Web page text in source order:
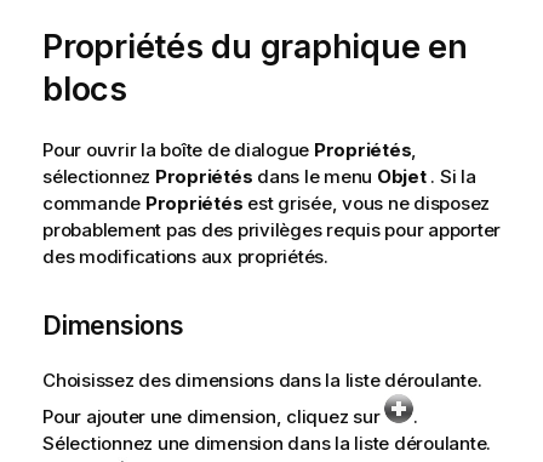
Propriétés du graphique en
blocs
Pour ouvrir la boîte de dialogue Propriétés,
sélectionnez Propriétés dans le menu Objet. Si la
commande Propriétés est grisée, vous ne disposez
probablement pas des privilèges requis pour apporter
des modifications aux propriétés.
Dimensions
Choisissez des dimensions dans la liste déroulante.
Pour ajouter une dimension, cliquez sur
.
Sélectionnez une dimension dans la liste déroulante.